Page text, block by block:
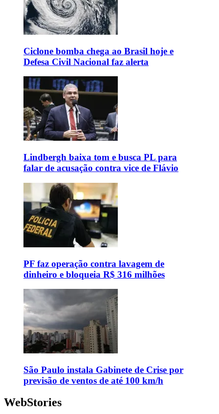
Ciclone bomba chega ao Brasil hoje e
Defesa Civil Nacional faz alerta
Lindbergh baixa tom e busca PL para
falar de acusação contra vice de Flávio
PF faz operação contra lavagem de
dinheiro e bloqueia R$ 316 milhões
São Paulo instala Gabinete de Crise por
previsão de ventos de até 100 km/h
WebStories